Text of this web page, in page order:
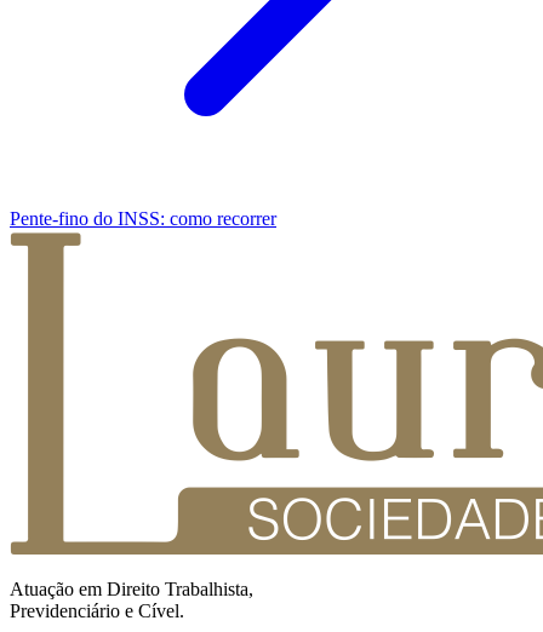
Pente-fino do INSS: como recorrer
Atuação em Direito Trabalhista,
Previdenciário e Cível.